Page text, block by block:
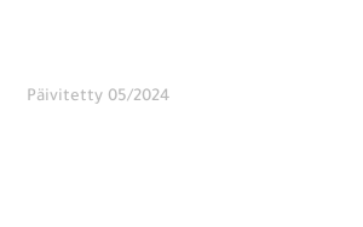
Päivitetty 05/2024